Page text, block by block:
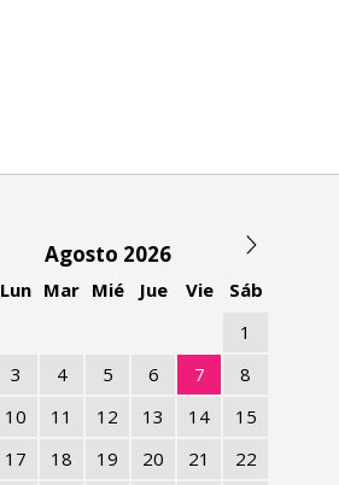
Agosto 2026
Lun Mar Mié Jue Vie
Sáb
1
3 4 5 6 7
8
10 11 12 13 14
15
17 18 19 20 21
22